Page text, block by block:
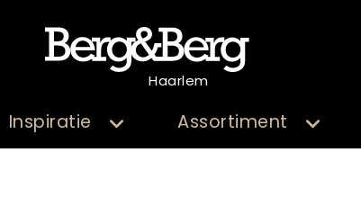
Haarlem
Inspiratie Assortiment